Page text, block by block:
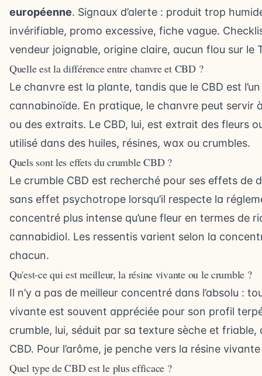
européenne. Signaux d’alerte : produit trop
invérifiable, promo excessive, fiche vague.
vendeur joignable, origine claire, aucun flou sur le
Quelle est la différence entre chanvre et CBD ?
Le chanvre est la plante, tandis que le CBD est
cannabinoïde. En pratique, le chanvre peut servir
ou des extraits. Le CBD, lui, est extrait des fleurs
utilisé dans des huiles, résines, wax ou crumbles.
Quels sont les effets du crumble CBD ?
Le crumble CBD est recherché pour ses effets de
sans effet psychotrope lorsqu’il respecte la
concentré plus intense qu’une fleur en termes de
cannabidiol. Les ressentis varient selon la
chacun.
Qu'est-ce qui est meilleur, la résine vivante ou le crumble ?
Il n’y a pas de meilleur concentré dans l’absolu :
vivante est souvent appréciée pour son profil
crumble, lui, séduit par sa texture sèche et
CBD. Pour l’arôme, je penche vers la résine
Quel type de CBD est le plus efficace ?